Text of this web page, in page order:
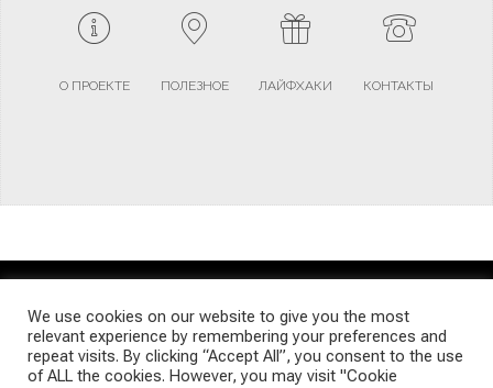
О ПРОЕКТЕ ПОЛЕЗНОЕ ЛАЙФХАКИ КОНТАКТЫ
TERMS AND CONDITIONS PRIVACY POLICY SITEMAP
© Emigrants Life WordPress Theme by TagDiv
We use cookies on our website to give you the most
relevant experience by remembering your preferences and
repeat visits. By clicking “Accept All”, you consent to the use
of ALL the cookies. However, you may visit "Cookie